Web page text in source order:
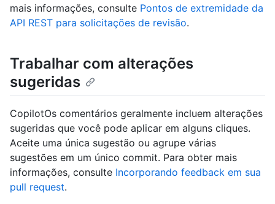
mais informações, consulte Pontos de extremidade da
API REST para solicitações de revisão.
Trabalhar com alterações
sugeridas
CopilotOs comentários geralmente incluem alterações
sugeridas que você pode aplicar em alguns cliques.
Aceite uma única sugestão ou agrupe várias
sugestões em um único commit. Para obter mais
informações, consulte Incorporando feedback em sua
pull request.